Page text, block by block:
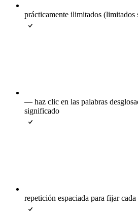
prácticamente ilimitados (limitados
— haz clic en las palabras
significado
repetición espaciada para fijar